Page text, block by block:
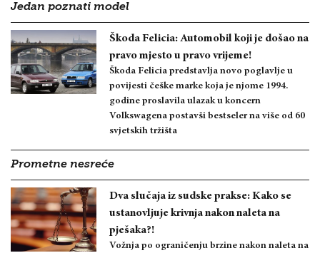
Jedan poznati model
Škoda Felicia: Automobil koji je došao na
pravo mjesto u pravo vrijeme!
Škoda Felicia predstavlja novo poglavlje u
povijesti češke marke koja je njome 1994.
godine proslavila ulazak u koncern
Volkswagena postavši bestseler na više od 60
svjetskih tržišta
Prometne nesreće
Dva slučaja iz sudske prakse: Kako se
ustanovljuje krivnja nakon naleta na
pješaka?!
Vožnja po ograničenju brzine nakon naleta na